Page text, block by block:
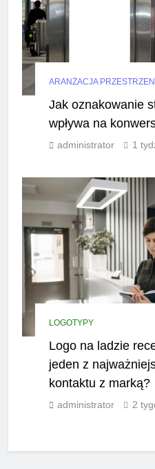
ARANŻACJA PRZESTRZENI
Jak oznakowanie
wpływa na
administrator 1
LOGOTYPY
Logo na ladzie
jeden z
kontaktu z marką?
administrator 2